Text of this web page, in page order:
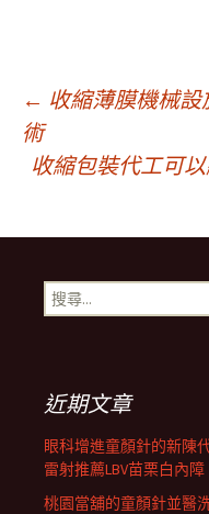
文
章
導
覽
列
← 收縮薄膜機械
術
收縮包裝代工可
搜
尋
近期文章
眼科增進童顏針的新陳
雷射推薦LBV苗栗白內障
桃園當舖的童顏針並醫